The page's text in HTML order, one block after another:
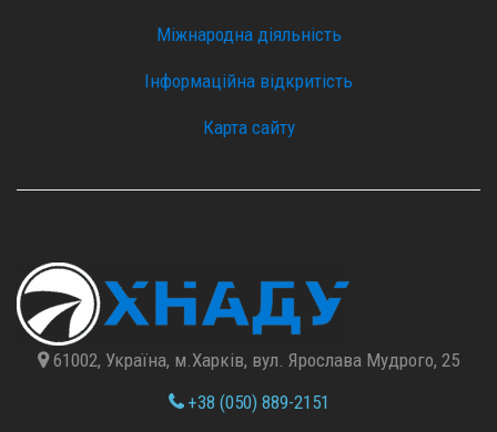
Міжнародна діяльність
Інформаційна відкритість
Карта сайту
61002, Україна, м.Харків, вул. Ярослава Мудрого, 25
+38 (050) 889-2151